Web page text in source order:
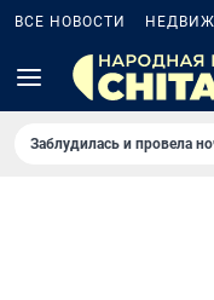
ВСЕ НОВОСТИ
Заблудилась и провела